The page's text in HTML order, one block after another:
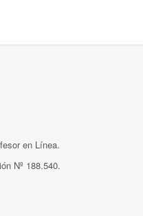
en Línea.
Nº 188.540.